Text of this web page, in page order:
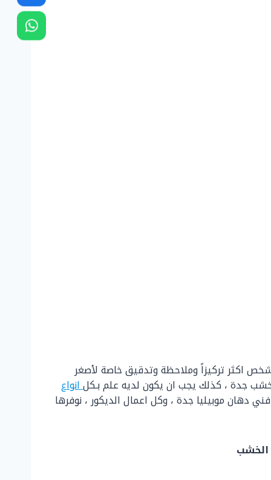
اكثر تركيزاً وملاحظة وتدقيق خاصة لأصغر
خشب جدة ، كذلك يجب ان يكون لديه علم بـكلانواع
موبيليا جدة ، وكل اعمال الديكور ، نوفرها